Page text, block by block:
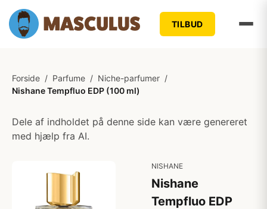
TILBUD
Forside / Parfume / Niche-parfumer /
Nishane Tempfluo EDP (100 ml)
Dele af indholdet på denne side kan være genereret
med hjælp fra AI.
NISHANE
Nishane
Tempfluo EDP